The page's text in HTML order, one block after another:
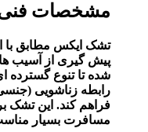
مشخصات
تشک ایکس مطابق با
پیش گیری از آسیب
شده تا تنوع گسترده
رابطه زناشویی
فراهم کند. این تشک
مسافرت بسیار